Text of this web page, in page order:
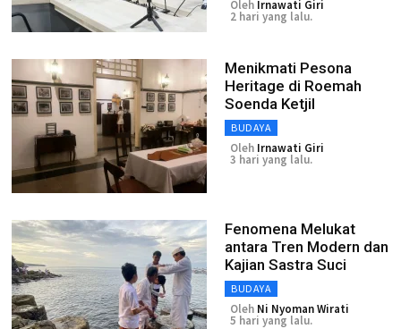
Oleh Irnawati Giri
2 hari yang lalu.
Menikmati Pesona
Heritage di Roemah
Soenda Ketjil
BUDAYA
Oleh Irnawati Giri
3 hari yang lalu.
Fenomena Melukat
antara Tren Modern dan
Kajian Sastra Suci
BUDAYA
Oleh Ni Nyoman Wirati
5 hari yang lalu.